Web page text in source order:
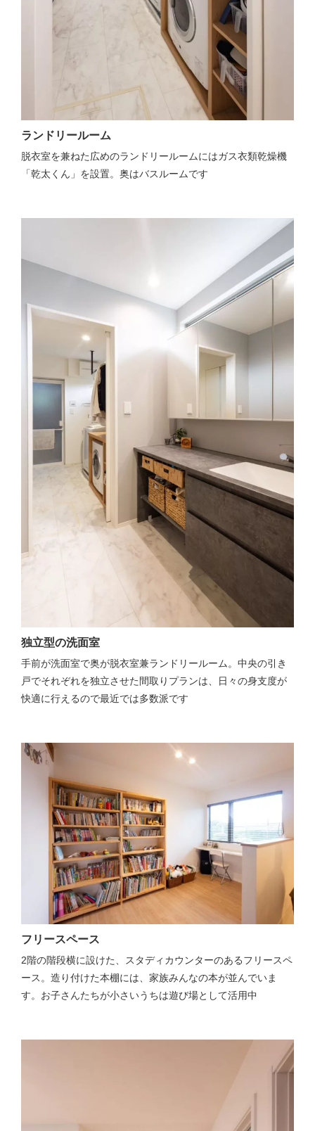
ランドリールーム
脱衣室を兼ねた広めのランドリールームにはガス衣類乾燥機
「乾太くん」を設置。奥はバスルームです
独立型の洗面室
手前が洗面室で奥が脱衣室兼ランドリールーム。中央の引き
戸でそれぞれを独立させた間取りプランは、日々の身支度が
快適に行えるので最近では多数派です
フリースペース
2階の階段横に設けた、スタディカウンターのあるフリースペ
ース。造り付けた本棚には、家族みんなの本が並んでいま
す。お子さんたちが小さいうちは遊び場として活用中